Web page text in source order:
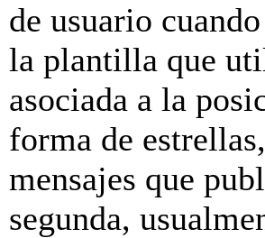
de usuario
la plantilla que
asociada a la
forma de
mensajes que
segunda,